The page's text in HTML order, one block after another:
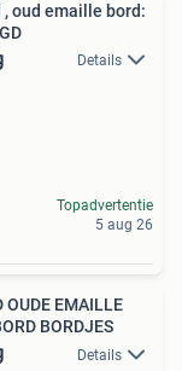
oud emaille bord:
Details
Topadvertentie
5 aug 26
OUDE EMAILLE
BORDJES
Details